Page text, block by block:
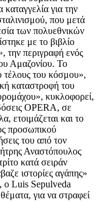
για την
που μετά
των πολυεθνικών
με το βιβλίο
την περιγραφή ενός
Αμαζονίου. Το
του κόσμου»,
καταστροφή του
κυκλοφορεί,
OPERA, σε
ετοιμάζεται και το
προσωπικού
του από τον
Αναστόπουλος
κατά σειράν
ιστορίες αγάπης»
ο Luis Sepulveda
για να στραφεί